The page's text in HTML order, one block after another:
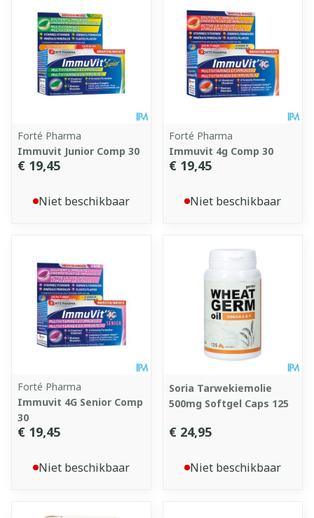
Forté Pharma
Immuvit Junior Comp 30
€ 19,45
Niet beschikbaar
Forté Pharma
Immuvit 4g Comp 30
€ 19,45
Niet beschikbaar
Forté Pharma
Immuvit 4G Senior Comp
30
€ 19,45
Niet beschikbaar
Soria Tarwekiemolie
500mg Softgel Caps 125
€ 24,95
Niet beschikbaar